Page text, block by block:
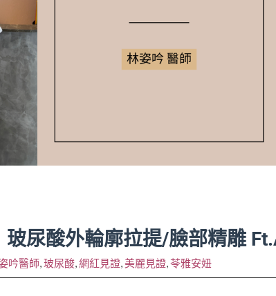
玻尿酸外輪廓拉提/臉部精雕
吟醫師,玻尿酸,網紅見證,美麗見證,苓雅安妞